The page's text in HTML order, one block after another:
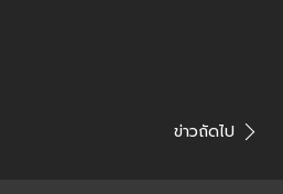
ข่าวถัดไป